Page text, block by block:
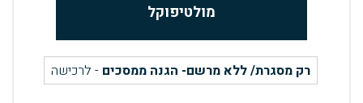
מולטיפוקל
רק מסגרת/ ללא מרשם- הגנה ממסכים - לרכישה